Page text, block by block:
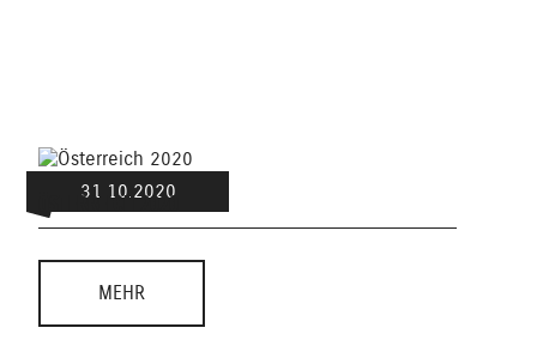
31.10.2020
ÖSTERREICH 2020
MEHR